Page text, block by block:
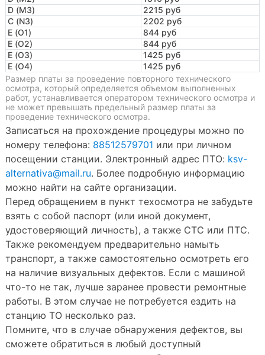
D (M3)
2215 руб
C (N3)
2202 руб
E (O1)
844 руб
E (O2)
844 руб
E (O3)
1425 руб
E (O4)
1425 руб
Размер платы за проведение повторного технического
осмотра, который определяется объемом выполненных
работ, устанавливается оператором технического осмотра и
не может превышать предельный размер платы за
проведение технического осмотра.
Записаться на прохождение процедуры можно по
номеру телефона: 88512579701 или при личном
посещении станции. Электронный адрес ПТО: ksv-
alternativa@mail.ru. Более подробную информацию
можно найти на сайте организации.
Перед обращением в пункт техосмотра не забудьте
взять с собой паспорт (или иной документ,
удостоверяющий личность), а также СТС или ПТС.
Также рекомендуем предварительно намыть
транспорт, а также самостоятельно осмотреть его
на наличие визуальных дефектов. Если с машиной
что-то не так, лучше заранее провести ремонтные
работы. В этом случае не потребуется ездить на
станцию ТО несколько раз.
Помните, что в случае обнаружения дефектов, вы
сможете обратиться в любый доступный